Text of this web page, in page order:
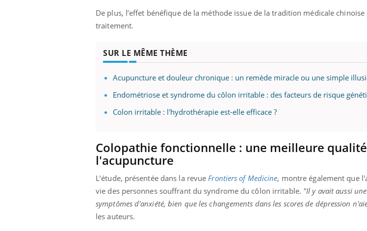
De plus, l’effet bénéfique de la méthode issue de la tradition médicale
traitement.
SUR LE MÊME THÈME
Acupuncture et douleur chronique : un remède miracle ou une simple
Endométriose et syndrome du côlon irritable : des facteurs de risque
Colon irritable : l'hydrothérapie est-elle efficace ?
Colopathie fonctionnelle : une meilleure
l'acupuncture
L’étude, présentée dans la revueFrontiers of Medicine, montre également que
vie des personnes souffrant du syndrome du côlon irritable. "Il y avait aussi
symptômes d'anxiété, bien que les changements dans les scores de dépression
les auteurs.